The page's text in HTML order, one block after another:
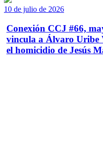
10 de julio de 2026
Conexión CCJ #66,
vincula a Álvaro Uribe
el homicidio de Jesús